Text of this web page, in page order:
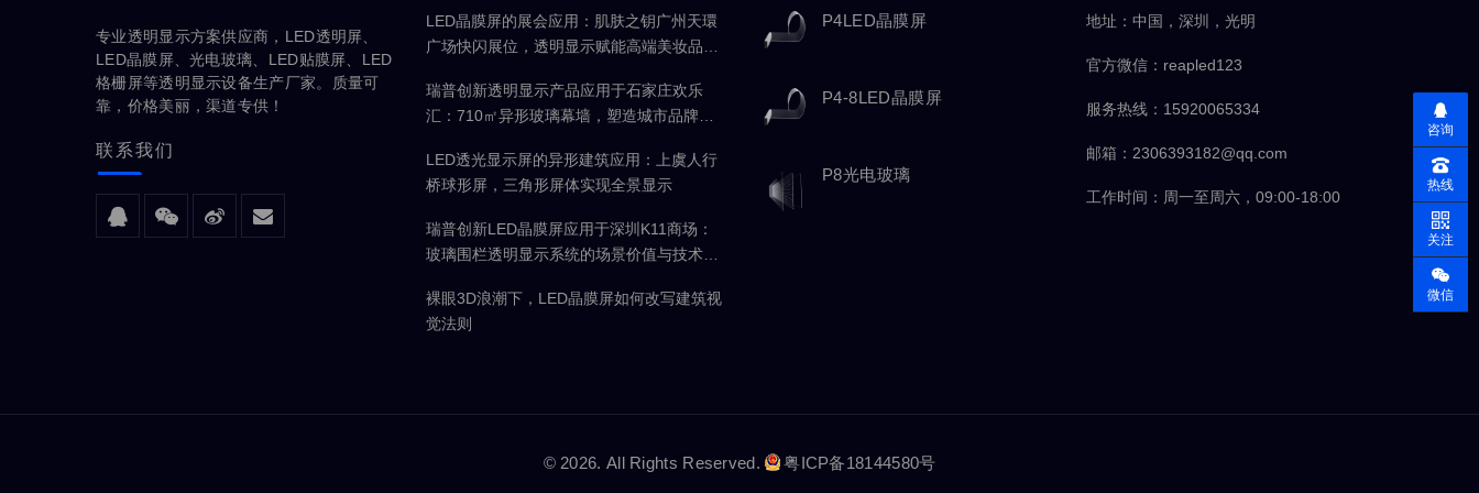
专业透明显示方案供应商，LED透明屏、
LED晶膜屏、光电玻璃、LED贴膜屏、LED
格栅屏等透明显示设备生产厂家。质量可
靠，价格美丽，渠道专供！
联系我们
LED晶膜屏的展会应用：肌肤之钥广州天環
广场快闪展位，透明显示赋能高端美妆品牌
瑞普创新透明显示产品应用于石家庄欢乐
汇：710㎡异形玻璃幕墙，塑造城市品牌封
LED透光显示屏的异形建筑应用：上虞人行
桥球形屏，三角形屏体实现全景显示
瑞普创新LED晶膜屏应用于深圳K11商场：
玻璃围栏透明显示系统的场景价值与技术实
裸眼3D浪潮下，LED晶膜屏如何改写建筑视
觉法则
P4LED晶膜屏
P4-8LED晶膜屏
P8光电玻璃
地址：中国，深圳，光明
官方微信：reapled123
服务热线：15920065334
邮箱：2306393182@qq.com
工作时间：周一至周六，09:00-18:00
© 2026. All Rights Reserved. 粤ICP备18144580号
咨询
热线
关注
微信